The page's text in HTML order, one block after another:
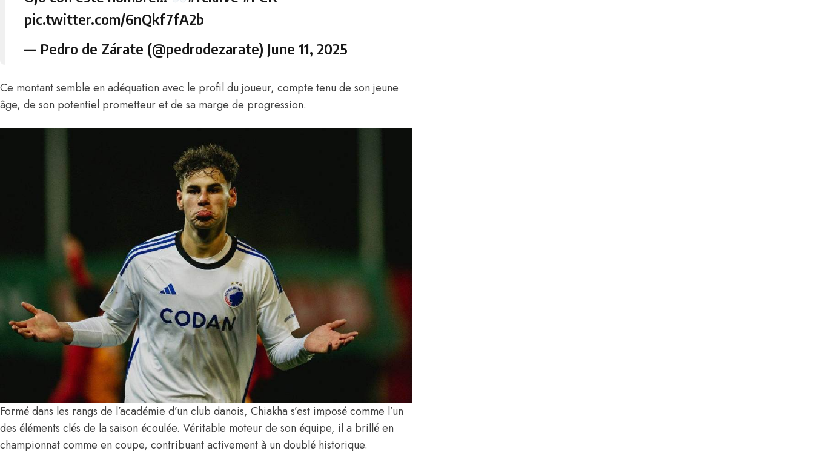
pic.twitter.com/6nQkf7fA2b
— Pedro de Zárate (@pedrodezarate) June 11, 2025
Ce montant semble en adéquation avec le profil du joueur, compte tenu de son jeune
âge, de son potentiel prometteur et de sa marge de progression.
Formé dans les rangs de l’académie d’un club danois, Chiakha s’est imposé comme l’un
des éléments clés de la saison écoulée. Véritable moteur de son équipe, il a brillé en
championnat comme en coupe, contribuant activement à un doublé historique.